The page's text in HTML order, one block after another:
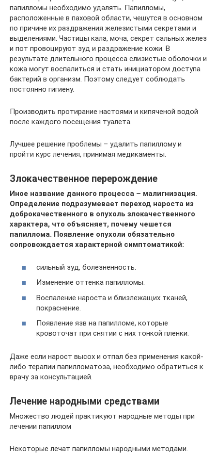
папилломы необходимо удалять. Папилломы,
расположенные в паховой области, чешутся в основном
по причине их раздражения железистыми секретами и
выделениями. Частицы кала, моча, секрет сальных желез
и пот провоцируют зуд и раздражение кожи. В
результате длительного процесса слизистые оболочки и
кожа могут воспалиться и стать инициатором доступа
бактерий в организм. Поэтому следует соблюдать
постоянно гигиену.
Производить протирание настоями и кипяченой водой
после каждого посещения туалета.
Лучшее решение проблемы – удалить папиллому и
пройти курс лечения, принимая медикаменты.
Злокачественное перерождение
Иное название данного процесса – малигнизация.
Определение подразумевает переход нароста из
доброкачественного в опухоль злокачественного
характера, что объясняет, почему чешется
папиллома. Появление опухоли обязательно
сопровождается характерной симптоматикой:
сильный зуд, болезненность.
Изменение оттенка папилломы.
Воспаление нароста и близлежащих тканей,
покраснение.
Появление язв на папилломе, которые
кровоточат при снятии с них тонкой пленки.
Даже если нарост высох и отпал без применения какой-
либо терапии папилломатоза, необходимо обратиться к
врачу за консультацией.
Лечение народными средствами
Множество людей практикуют народные методы при
лечении папиллом
Некоторые лечат папилломы народными методами.